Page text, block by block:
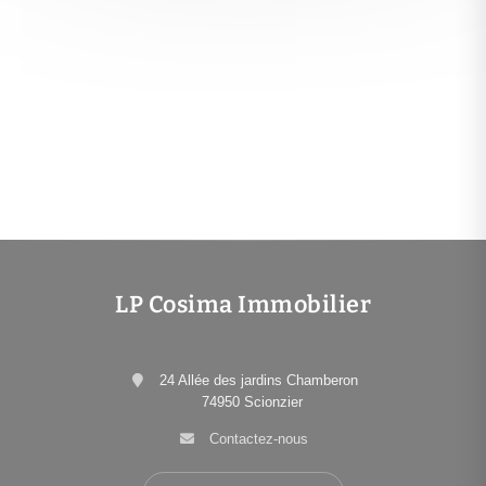
LP Cosima Immobilier
24 Allée des jardins Chamberon
74950 Scionzier
Contactez-nous